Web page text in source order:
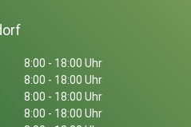
8:00 - 18:00 Uhr
8:00 - 18:00 Uhr
8:00 - 18:00 Uhr
8:00 - 18:00 Uhr